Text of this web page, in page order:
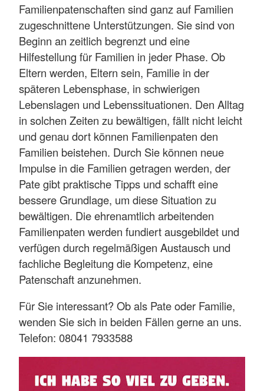
Familienpatenschaften sind ganz auf Familien
zugeschnittene Unterstützungen. Sie sind von
Beginn an zeitlich begrenzt und eine
Hilfestellung für Familien in jeder Phase. Ob
Eltern werden, Eltern sein, Familie in der
späteren Lebensphase, in schwierigen
Lebenslagen und Lebenssituationen. Den Alltag
in solchen Zeiten zu bewältigen, fällt nicht leicht
und genau dort können Familienpaten den
Familien beistehen. Durch Sie können neue
Impulse in die Familien getragen werden, der
Pate gibt praktische Tipps und schafft eine
bessere Grundlage, um diese Situation zu
bewältigen. Die ehrenamtlich arbeitenden
Familienpaten werden fundiert ausgebildet und
verfügen durch regelmäßigen Austausch und
fachliche Begleitung die Kompetenz, eine
Patenschaft anzunehmen.
Für Sie interessant? Ob als Pate oder Familie,
wenden Sie sich in beiden Fällen gerne an uns.
Telefon: 08041 7933588